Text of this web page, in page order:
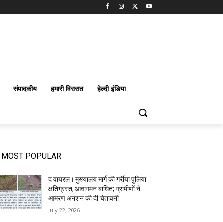
संपादकीय हमारी विरासत हेल्दी इंडिया
MOST POPULAR
द वायरल। मुख्यालय मार्ग की गर्रीया पुलिया
क्षतिग्रस्त, आवागमन बाधित; ग्रामीणों ने
आमरण अनशन की दी चेतावनी
July 22, 2026